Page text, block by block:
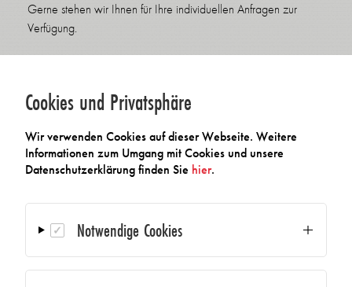
Gerne stehen wir Ihnen für Ihre individuellen Anfragen zur
Verfügung.
Pressekontakt
AMA Verband für Sensorik und
Messtechnik e.V.
Pascale Taube
Sophie-Charlotten-Str. 15
14059 Berlin
Tel.: +49 1522 836 1867
Cookies und Privatsphäre
Wir verwenden Cookies auf dieser Webseite. Weitere
Informationen zum Umgang mit Cookies und unsere
Datenschutzerklärung finden Sie hier.
Notwendige Cookies